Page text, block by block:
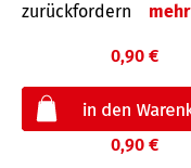
zurückfordern
mehr
0,90 €
0,90 €